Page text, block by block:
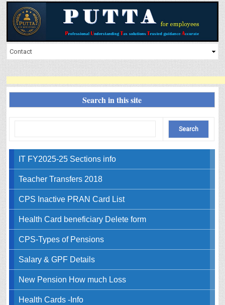
Search in this site
IT FY2025-25 Sections info
Teacher Transfers 2018
CPS Inactive PRAN Card List
Health Card beneficiary Delete form
CPS-Types of Pensions
Salary & GPF Details
New Pension How much Loss
Health Cards -Info